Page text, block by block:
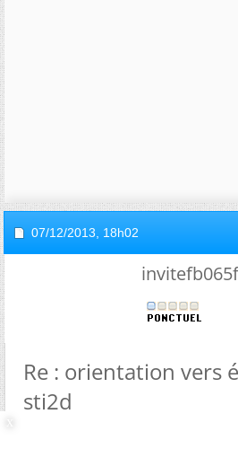
07/12/2013, 18h02
Re : orientation vers
sti2d